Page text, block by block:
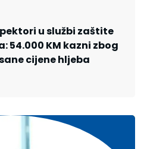
u službi zaštite
KM kazni zbog
cijene hljeba